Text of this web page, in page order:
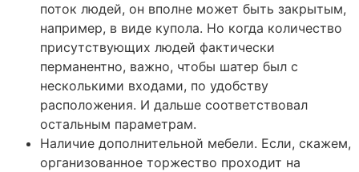
поток людей, он вполне может быть закрытым,
например, в виде купола. Но когда количество
присутствующих людей фактически
перманентно, важно, чтобы шатер был с
несколькими входами, по удобству
расположения. И дальше соответствовал
остальным параметрам.
Наличие дополнительной мебели. Если, скажем,
организованное торжество проходит на